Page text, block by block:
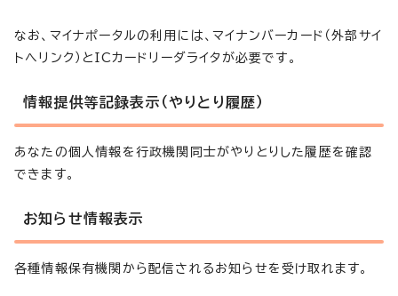
なお、マイナポータルの利用には、マイナンバーカード（外部サイ
トへリンク）とICカードリーダライタが必要です。
情報提供等記録表示（やりとり履歴）
あなたの個人情報を行政機関同士がやりとりした履歴を確認
できます。
お知らせ情報表示
各種情報保有機関から配信されるお知らせを受け取れます。